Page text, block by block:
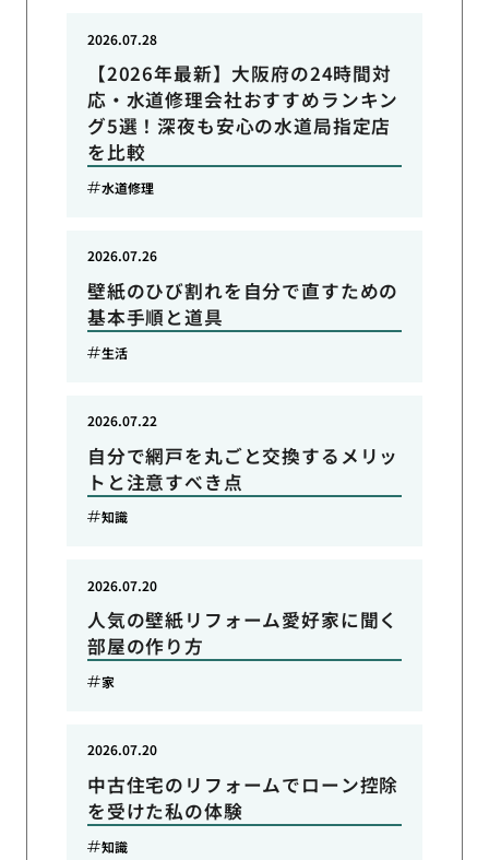
【2026年最新】大阪府の24時間対
応・水道修理会社おすすめランキン
グ5選！深夜も安心の水道局指定店
を比較
2026.07.28
水道修理
壁紙のひび割れを自分で直すための
基本手順と道具
2026.07.26
生活
自分で網戸を丸ごと交換するメリッ
トと注意すべき点
2026.07.22
知識
人気の壁紙リフォーム愛好家に聞く
部屋の作り方
2026.07.20
家
中古住宅のリフォームでローン控除
を受けた私の体験
2026.07.20
知識